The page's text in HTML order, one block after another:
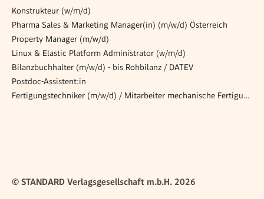
Konstrukteur (w/m/d)
Pharma Sales & Marketing Manager(in) (m/w/d) Österreich
Property Manager (m/w/d)
Linux & Elastic Platform Administrator (w/m/d)
Bilanzbuchhalter (m/w/d) - bis Rohbilanz / DATEV
Postdoc-Assistent:in
Fertigungstechniker (m/w/d) / Mitarbeiter mechanische Fertigung
© STANDARD Verlagsgesellschaft m.b.H. 2026